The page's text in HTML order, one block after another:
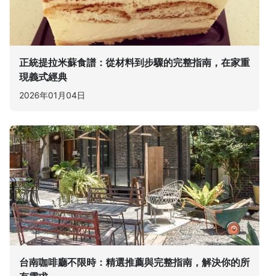
正統提拉米蘇食譜：從材料到步驟的完整指南，在家重
現義式經典
2026年01月04日
台南咖啡廳不限時：精選推薦與完整指南，解決你的所